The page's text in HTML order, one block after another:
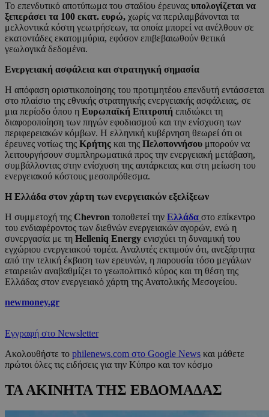
Το επενδυτικό αποτύπωμα του σταδίου έρευνας υπολογίζεται να
ξεπεράσει τα 100 εκατ. ευρώ, χωρίς να περιλαμβάνονται τα
μελλοντικά κόστη γεωτρήσεων, τα οποία μπορεί να ανέλθουν σε
εκατοντάδες εκατομμύρια, εφόσον επιβεβαιωθούν θετικά
γεωλογικά δεδομένα.
Ενεργειακή ασφάλεια και στρατηγική σημασία
Η απόφαση οριστικοποίησης του προτιμητέου επενδυτή εντάσσεται
στο πλαίσιο της εθνικής στρατηγικής ενεργειακής ασφάλειας, σε
μια περίοδο όπου η Ευρωπαϊκή Επιτροπή επιδιώκει τη
διαφοροποίηση των πηγών εφοδιασμού και την ενίσχυση των
περιφερειακών κόμβων. Η ελληνική κυβέρνηση θεωρεί ότι οι
έρευνες νοτίως της Κρήτης και της Πελοποννήσου μπορούν να
λειτουργήσουν συμπληρωματικά προς την ενεργειακή μετάβαση,
συμβάλλοντας στην ενίσχυση της αυτάρκειας και στη μείωση του
ενεργειακού κόστους μεσοπρόθεσμα.
Η Ελλάδα στον χάρτη των ενεργειακών εξελίξεων
Η συμμετοχή της Chevron τοποθετεί την Ελλάδα στο επίκεντρο
του ενδιαφέροντος των διεθνών ενεργειακών αγορών, ενώ η
συνεργασία με τη Helleniq Energy ενισχύει τη δυναμική του
εγχώριου ενεργειακού τομέα. Αναλυτές εκτιμούν ότι, ανεξάρτητα
από την τελική έκβαση των ερευνών, η παρουσία τόσο μεγάλων
εταιρειών αναβαθμίζει το γεωπολιτικό κύρος και τη θέση της
Ελλάδας στον ενεργειακό χάρτη της Ανατολικής Μεσογείου.
newmoney.gr
Εγγραφή στο Newsletter
Ακολουθήστε το philenews.com στο Google News και μάθετε
πρώτοι όλες τις ειδήσεις για την Κύπρο και τον κόσμο
ΤΑ ΑΚΙΝΗΤΑ ΤΗΣ ΕΒΔΟΜΑΔΑΣ